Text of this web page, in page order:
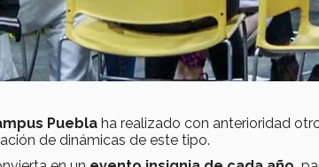
Puebla ha realizado con anterioridad
de dinámicas de este tipo.